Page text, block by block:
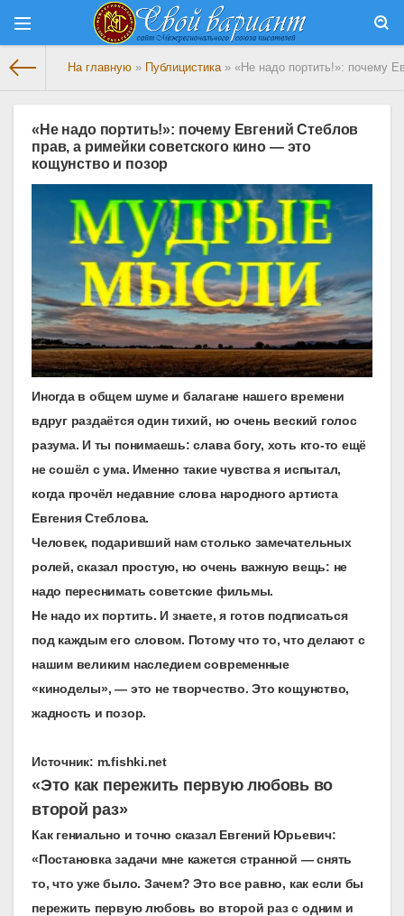
На главную » Публицистика» «Не надо портить!»: почему
«Не надо портить!»: почему Евгений Стеблов
прав, а римейки советского кино — это
кощунство и позор
Иногда в общем шуме и балагане нашего времени
вдруг раздаётся один тихий, но очень веский голос
разума. И ты понимаешь: слава богу, хоть кто-то ещё
не сошёл с ума. Именно такие чувства я испытал,
когда прочёл недавние слова народного артиста
Евгения Стеблова.
Человек, подаривший нам столько замечательных
ролей, сказал простую, но очень важную вещь: не
надо переснимать советские фильмы.
Не надо их портить. И знаете, я готов подписаться
под каждым его словом. Потому что то, что делают с
нашим великим наследием современные
«киноделы», — это не творчество. Это кощунство,
жадность и позор.
Источник: m.fishki.net
«Это как пережить первую любовь во
второй раз»
Как гениально и точно сказал Евгений Юрьевич:
«Постановка задачи мне кажется странной — снять
то, что уже было. Зачем? Это все равно, как если бы
пережить первую любовь во второй раз с одним и